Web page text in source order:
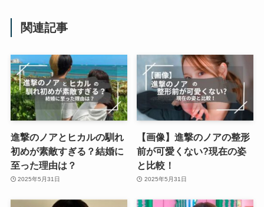
関連記事
進撃のノアとヒカルの馴れ
初めが素敵すぎる？結婚に
至った理由は？
2025年5月31日
【画像】進撃のノアの整形
前が可愛くない?現在の姿
と比較！
2025年5月31日